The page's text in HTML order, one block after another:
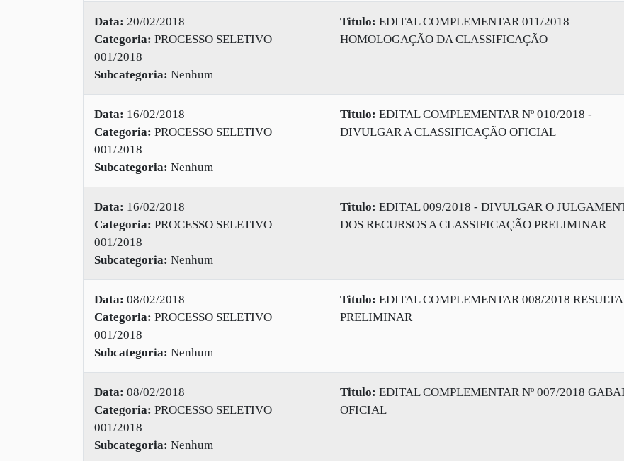
Data: 20/02/2018
Categoria: PROCESSO SELETIVO
001/2018
Subcategoria: Nenhum
Titulo: EDITAL COMPLEMENTAR 011/2018
HOMOLOGAÇÃO DA CLASSIFICAÇÃO
Data: 16/02/2018
Categoria: PROCESSO SELETIVO
001/2018
Subcategoria: Nenhum
Titulo: EDITAL COMPLEMENTAR Nº 010/2018 -
DIVULGAR A CLASSIFICAÇÃO OFICIAL
Data: 16/02/2018
Categoria: PROCESSO SELETIVO
001/2018
Subcategoria: Nenhum
Titulo: EDITAL 009/2018 - DIVULGAR O
DOS RECURSOS A CLASSIFICAÇÃO PRELIMINAR
Data: 08/02/2018
Categoria: PROCESSO SELETIVO
001/2018
Subcategoria: Nenhum
Titulo: EDITAL COMPLEMENTAR 008/2018
PRELIMINAR
Data: 08/02/2018
Categoria: PROCESSO SELETIVO
001/2018
Subcategoria: Nenhum
Titulo: EDITAL COMPLEMENTAR Nº 007/2018
OFICIAL